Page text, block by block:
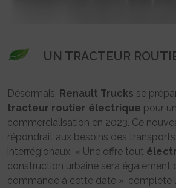
UN TRACTEUR
Désormais, Renault Trucks se
tracteur routier électrique pour
commercialisation en 2023. Ce
répondrait aux besoins des
interrégionaux. « Une offre tout
construction urbaine sera également
commande à cette date », complète